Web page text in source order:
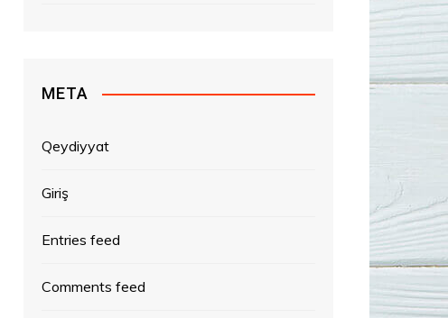
META
Qeydiyyat
Giriş
Entries feed
Comments feed